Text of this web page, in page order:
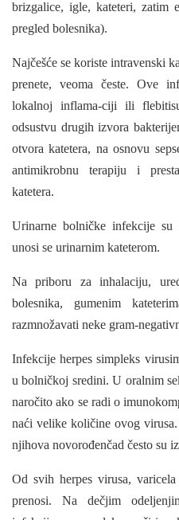
brizgalice, igle, kateteri, zatim
pregled bolesnika).
Najčešće se koriste intravenski
prenete, veoma česte. Ove
lokalnoj inflama-ciji ili
odsustvu drugih izvora
otvora katetera, na osnovu
antimikrobnu ter­apiju i
katetera.
Urinarne bolničke infekcije
unosi se urinarnim kateterom.
Na priboru za inhalaciju,
bolesnika, gumenim
razmnožavati neke gram-
Infekcije herpes simpleks
u bolničkoj sredini. U oralnim
naročito ako se radi o
naći velike količine ovog
njihova novorođenčad često su
Od svih herpes virusa,
prenosi. Na dečjim